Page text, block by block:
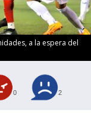
a la espera del
0 2